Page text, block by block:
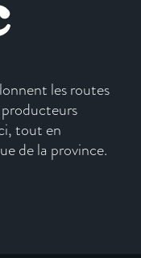
les routes
tout en
de la province.